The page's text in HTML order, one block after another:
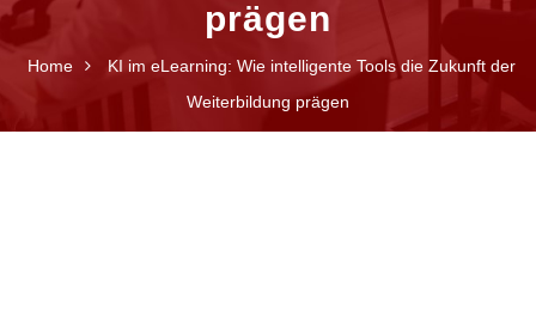
prägen
Home
KI im eLearning: Wie intelligente Tools die Zukunft der
Weiterbildung prägen